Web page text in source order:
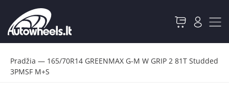
Pradžia — 165/70R14 GREENMAX G-M W GRIP 2 81T Studded
3PMSF M+S